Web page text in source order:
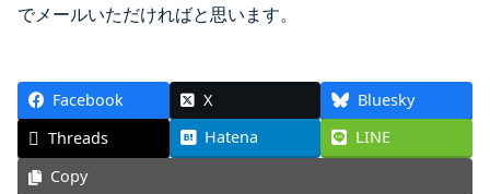
でメールいただければと思います。
Facebook X
Bluesky
Threads
Hatena
LINE
Copy